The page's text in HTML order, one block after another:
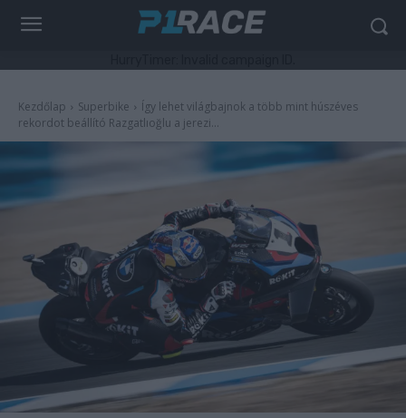
Kezdőlap Superbike
Így lehet világbajnok a több mint húszéves
rekordot beállító Razgatlıoğlu a jerezi...